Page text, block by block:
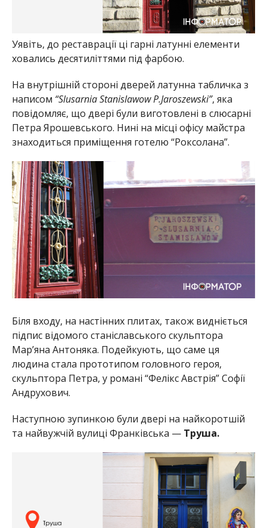
Уявіть, до реставрації ці гарні латунні елементи
ховались десятиліттями під фарбою.
На внутрішній стороні дверей латунна табличка з
написом “Slusarnia Stanislawow P.Jaroszewski”, яка
повідомляє, що двері були виготовлені в слюсарні
Петра Ярошевського. Нині на місці офісу майстра
знаходиться приміщення готелю “Роксолана”.
Біля входу, на настінних плитах, також видніється
підпис відомого станіславського скульптора
Мар’яна Антоняка. Подейкують, що саме ця
людина стала прототипом головного героя,
скульптора Петра, у романі “Фелікс Австрія” Софії
Андрухович.
Наступною зупинкою були двері на найкоротшій
та найвужчій вулиці Франківська — Труша.